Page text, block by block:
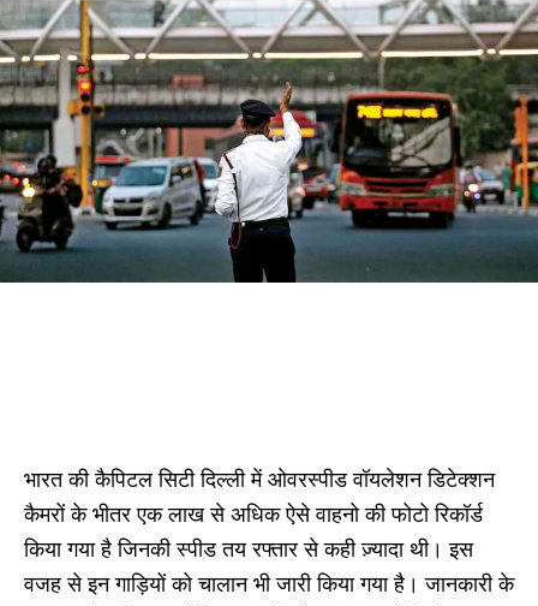
भारत की कैपिटल सिटी दिल्ली में ओवरस्पीड वॉयलेशन डिटेक्शन
कैमरों के भीतर एक लाख से अधिक ऐसे वाहनो की फोटो रिकॉर्ड
किया गया है जिनकी स्पीड तय रफ्तार से कही ज़्यादा थी। इस
वजह से इन गाड़ियों को चालान भी जारी किया गया है। जानकारी के